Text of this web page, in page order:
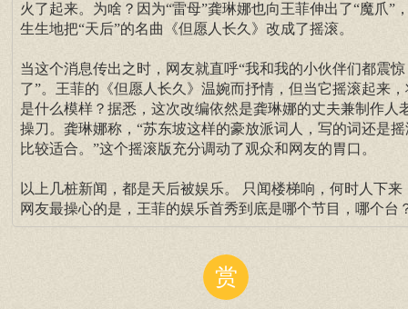
火了起来。为啥？因为“雷母”龚琳娜也向王菲伸出了“魔爪”
生生地把“天后”的名曲《但愿人长久》改成了摇滚。
当这个消息传出之时，网友就直呼“我和我的小伙伴们都震惊
了”。王菲的《但愿人长久》温婉而抒情，但当它摇滚起来，
是什么模样？据悉，这次改编依然是龚琳娜的丈夫兼制作人
操刀。龚琳娜称，“苏东坡这样的豪放派词人，写的词还是摇
比较适合。”这个摇滚版充分调动了观众和网友的胃口。
以上几桩新闻，都是天后被娱乐。 只闻楼梯响，何时人下来
网友最操心的是，王菲的娱乐首秀到底是哪个节目，哪个台
赏